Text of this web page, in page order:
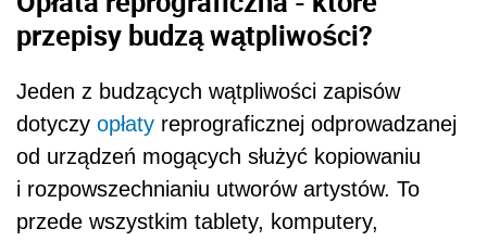
przepisy budzą wątpliwości?
Jeden z budzących wątpliwości zapisów
dotyczy opłaty reprograficznej odprowadzanej
od urządzeń mogących służyć kopiowaniu
i rozpowszechnianiu utworów artystów. To
przede wszystkim tablety, komputery,